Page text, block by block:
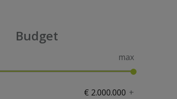
Budget
max
+